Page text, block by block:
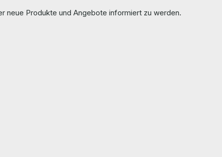
neue Produkte und Angebote informiert zu werden.